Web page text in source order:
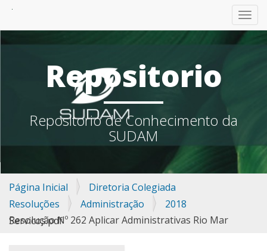
Repositorio
Repositorio de Conhecimento da
SUDAM
Página Inicial
Diretoria Colegiada
Resoluções
Administração
2018
Resolução Nº 262 Aplicar Administrativas Rio Mar Servicos.pdf